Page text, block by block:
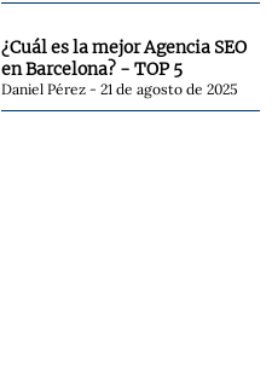
¿Cuál es la mejor Agencia SEO
en Barcelona? - TOP 5
Daniel Pérez 21 de agosto de 2025